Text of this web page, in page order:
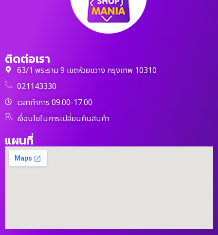
ติดต่อเรา
63/1 พระราม 9 เขตห้วยขวาง กรุงเทพ 10310
021143330
เวลาทำการ 09.00-17.00
เงื่อนไขในการเปลี่ยนคืนสินค้า
แผนที่